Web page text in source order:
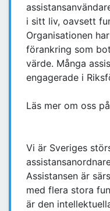
i sitt liv, oavsett
Organisationen
förankring som
värde. Många
engagerade i
Läs mer om oss
Vi är Sveriges
Assistansen är
med flera stora
är den